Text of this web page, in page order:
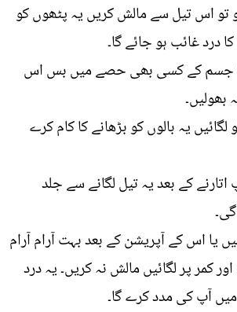
تو اس تیل سے مالش کریں یہ پٹھوں کو
درد غائب ہو جائے گا۔
جسم کے کسی بھی حصے میں بس اس
بھولیں۔
یہ بالوں کو بڑھانے کا کام کرے
کے بعد یہ تیل لگانے سے جلد
یا اس کے آپریشن کے بعد بہت آرام آرام
کمر پر لگائیں مالش نہ کریں۔ یہ درد
آپ کی مدد کرے گا۔